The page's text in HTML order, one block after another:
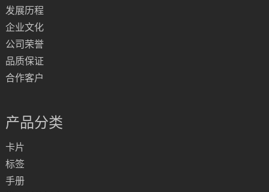
发展历程
企业文化
公司荣誉
品质保证
合作客户
产品分类
卡片
标签
手册